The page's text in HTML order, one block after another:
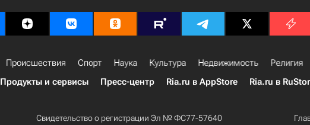
Происшествия Спорт Наука Культура Недвижимость Религия
Продукты и сервисы Пресс-центр Ria.ru в AppStore Ria.ru в
Свидетельство о регистрации Эл № ФС77-57640